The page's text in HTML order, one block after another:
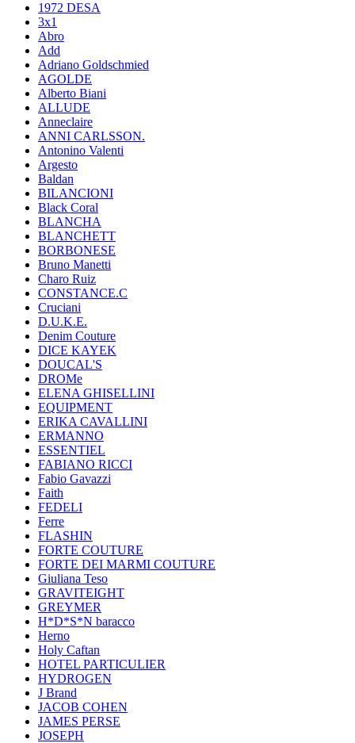
1972 DESA
3x1
Abro
Add
Adriano Goldschmied
AGOLDE
Alberto Biani
ALLUDE
Anneclaire
ANNI CARLSSON.
Antonino Valenti
Argesto
Baldan
BILANCIONI
Black Coral
BLANCHA
BLANCHETT
BORBONESE
Bruno Manetti
Charo Ruiz
CONSTANCE.C
Cruciani
D.U.K.E.
Denim Couture
DICE KAYEK
DOUCAL'S
DROMe
ELENA GHISELLINI
EQUIPMENT
ERIKA CAVALLINI
ERMANNO
ESSENTIEL
FABIANO RICCI
Fabio Gavazzi
Faith
FEDELI
Ferre
FLASHIN
FORTE COUTURE
FORTE DEI MARMI COUTURE
Giuliana Teso
GRAVITEIGHT
GREYMER
H*D*S*N baracco
Herno
Holy Caftan
HOTEL PARTICULIER
HYDROGEN
J Brand
JACOB COHEN
JAMES PERSE
JOSEPH